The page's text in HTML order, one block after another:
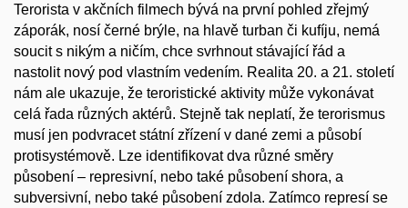
Terorista v akčních filmech bývá na první pohled zřejmý
záporák, nosí černé brýle, na hlavě turban či kufíju, nemá
soucit s nikým a ničím, chce svrhnout stávající řád a
nastolit nový pod vlastním vedením. Realita 20. a 21. století
nám ale ukazuje, že teroristické aktivity může vykonávat
celá řada různých aktérů. Stejně tak neplatí, že terorismus
musí jen podvracet státní zřízení v dané zemi a působí
protisystémově. Lze identifikovat dva různé směry
působení – represivní, nebo také působení shora, a
subversivní, nebo také působení zdola. Zatímco represí se